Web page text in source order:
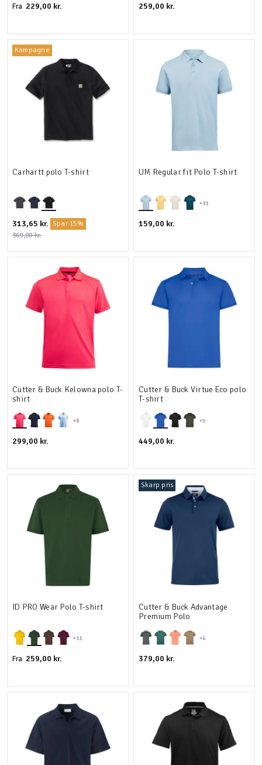
Fra 229,00 kr. 259,00 kr.
Kampagne
Carhartt polo T-shirt
313,65 kr. Spar 15%
369,00 kr.
+11
UM Regular fit Polo T-shirt
159,00 kr.
+8
Cutter & Buck Kelowna polo T-
shirt
299,00 kr.
+5
Cutter & Buck Virtue Eco polo
T-shirt
449,00 kr.
+11
ID PRO Wear Polo T-shirt
Fra 259,00 kr.
Skarp pris
+6
Cutter & Buck Advantage
Premium Polo
379,00 kr.